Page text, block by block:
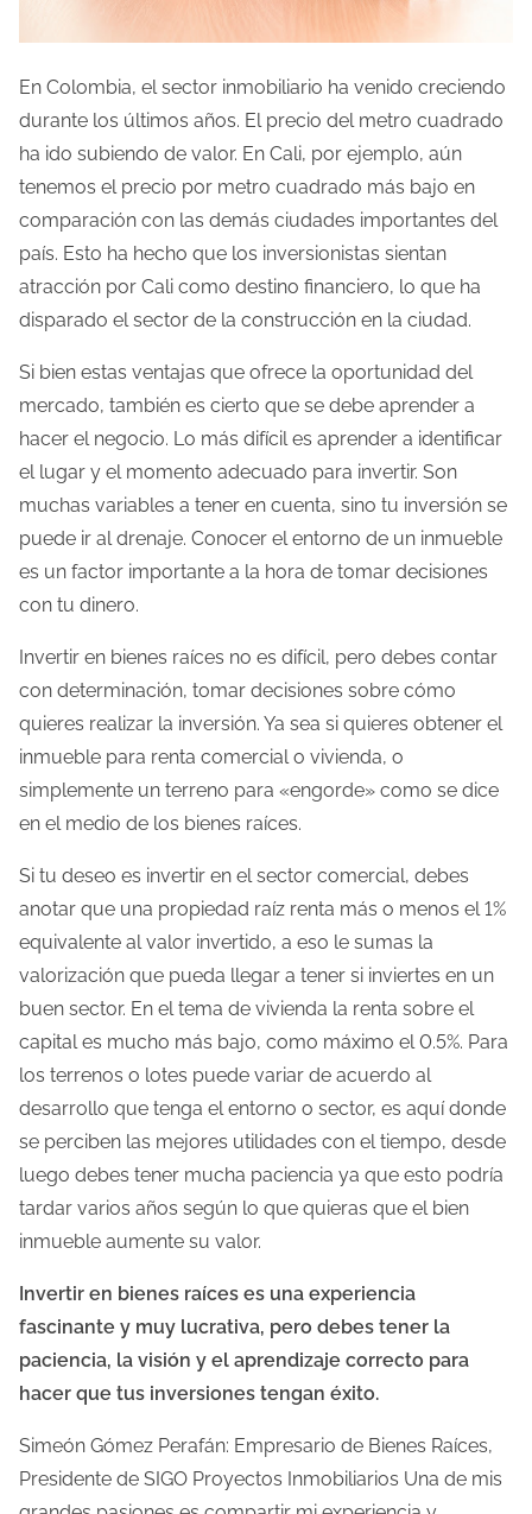
En Colombia, el sector inmobiliario ha venido creciendo
durante los últimos años. El precio del metro cuadrado
ha ido subiendo de valor. En Cali, por ejemplo, aún
tenemos el precio por metro cuadrado más bajo en
comparación con las demás ciudades importantes del
país. Esto ha hecho que los inversionistas sientan
atracción por Cali como destino financiero, lo que ha
disparado el sector de la construcción en la ciudad.
Si bien estas ventajas que ofrece la oportunidad del
mercado, también es cierto que se debe aprender a
hacer el negocio. Lo más difícil es aprender a identificar
el lugar y el momento adecuado para invertir. Son
muchas variables a tener en cuenta, sino tu inversión se
puede ir al drenaje. Conocer el entorno de un inmueble
es un factor importante a la hora de tomar decisiones
con tu dinero.
Invertir en bienes raíces no es difícil, pero debes contar
con determinación, tomar decisiones sobre cómo
quieres realizar la inversión. Ya sea si quieres obtener el
inmueble para renta comercial o vivienda, o
simplemente un terreno para «engorde» como se dice
en el medio de los bienes raíces.
Si tu deseo es invertir en el sector comercial, debes
anotar que una propiedad raíz renta más o menos el 1%
equivalente al valor invertido, a eso le sumas la
valorización que pueda llegar a tener si inviertes en un
buen sector. En el tema de vivienda la renta sobre el
capital es mucho más bajo, como máximo el 0.5%. Para
los terrenos o lotes puede variar de acuerdo al
desarrollo que tenga el entorno o sector, es aquí donde
se perciben las mejores utilidades con el tiempo, desde
luego debes tener mucha paciencia ya que esto podría
tardar varios años según lo que quieras que el bien
inmueble aumente su valor.
Invertir en bienes raíces es una experiencia
fascinante y muy lucrativa, pero debes tener la
paciencia, la visión y el aprendizaje correcto para
hacer que tus inversiones tengan éxito.
Simeón Gómez Perafán: Empresario de Bienes Raíces,
Presidente de SIGO Proyectos Inmobiliarios Una de mis